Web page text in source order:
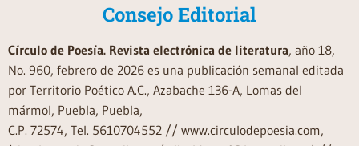
Consejo Editorial
Círculo de Poesía. Revista electrónica de literatura, año 18,
No. 960, febrero de 2026 es una publicación semanal editada
por Territorio Poético A.C., Azabache 136-A, Lomas del
mármol, Puebla, Puebla,
C.P. 72574, Tel. 5610704552 // www.circulodepoesia.com,